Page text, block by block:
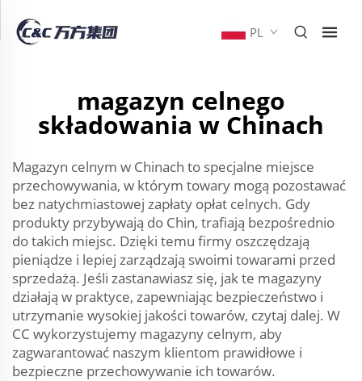
PL
magazyn celnego
składowania w Chinach
Magazyn celnym w Chinach to specjalne miejsce
przechowywania, w którym towary mogą pozostawać
bez natychmiastowej zapłaty opłat celnych. Gdy
produkty przybywają do Chin, trafiają bezpośrednio
do takich miejsc. Dzięki temu firmy oszczędzają
pieniądze i lepiej zarządzają swoimi towarami przed
sprzedażą. Jeśli zastanawiasz się, jak te magazyny
działają w praktyce, zapewniając bezpieczeństwo i
utrzymanie wysokiej jakości towarów, czytaj dalej. W
CC wykorzystujemy magazyny celnym, aby
zagwarantować naszym klientom prawidłowe i
bezpieczne przechowywanie ich towarów.